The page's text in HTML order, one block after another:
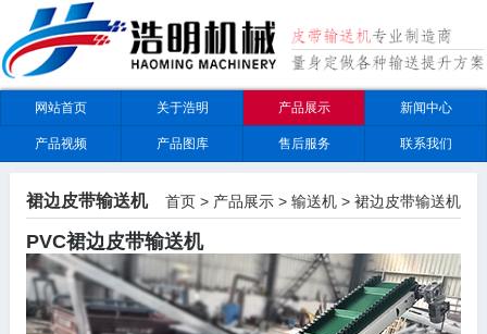
网站首页 关于浩明 产品展示 新闻中心
产品视频 产品图库 售后服务 联系我们
裙边皮带输送机 首页 > 产品展示 >输送机 >裙边皮带输送机
PVC裙边皮带输送机